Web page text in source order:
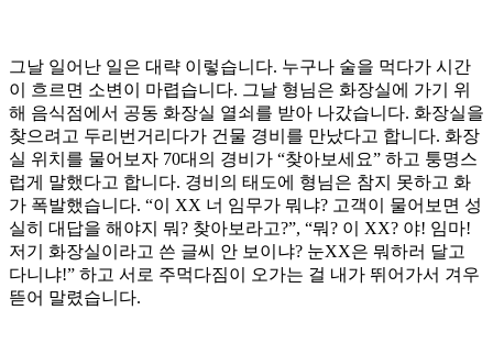
그날 일어난 일은 대략 이렇습니다. 누구나 술을 먹다가 시간
이 흐르면 소변이 마렵습니다. 그날 형님은 화장실에 가기 위
해 음식점에서 공동 화장실 열쇠를 받아 나갔습니다. 화장실을
찾으려고 두리번거리다가 건물 경비를 만났다고 합니다. 화장
실 위치를 물어보자 70대의 경비가 “찾아보세요” 하고 퉁명스
럽게 말했다고 합니다. 경비의 태도에 형님은 참지 못하고 화
가 폭발했습니다. “이 XX 너 임무가 뭐냐? 고객이 물어보면 성
실히 대답을 해야지 뭐? 찾아보라고?”, “뭐? 이 XX? 야! 임마!
저기 화장실이라고 쓴 글씨 안 보이냐? 눈XX은 뭐하러 달고
다니냐!” 하고 서로 주먹다짐이 오가는 걸 내가 뛰어가서 겨우
뜯어 말렸습니다.